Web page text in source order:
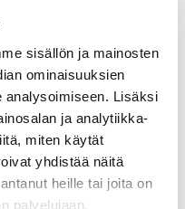
sisällön ja mainosten
ominaisuuksien
analysoimiseen. Lisäksi
ja analytiikka-
miten käytät
yhdistää näitä
heille tai joita on
palvelujaan.